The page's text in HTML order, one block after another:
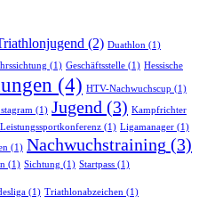
(2) Duathlon (1)
(1) Geschäftsstelle (1) Hessische
(4) HTV-Nachwuchscup (1)
(1) Jugend (3) Kampfrichter
Leistungssportkonferenz (1) Ligamanager (1)
(1) Nachwuchstraining (3)
(1) Sichtung (1) Startpass (1)
(1) Triathlonabzeichen (1)